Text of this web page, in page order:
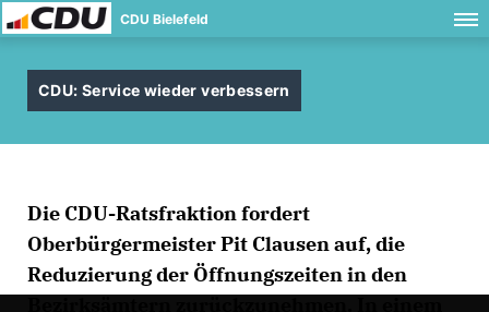
CDU Bielefeld
CDU: Service wieder verbessern
Die CDU-Ratsfraktion fordert
Oberbürgermeister Pit Clausen auf, die
Reduzierung der Öffnungszeiten in den